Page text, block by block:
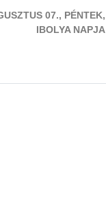
07., PÉNTEK,
IBOLYA NAPJA